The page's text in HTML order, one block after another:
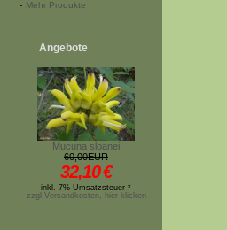
- Mehr Produkte
Angebote
Mucuna sloanei
60,00EUR
32,10€
inkl. 7% Umsatzsteuer *
zzgl.Versandkosten, hier klicken